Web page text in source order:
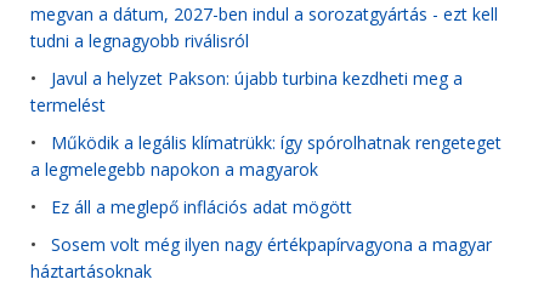
megvan a dátum, 2027-ben indul a sorozatgyártás - ezt kell
tudni a legnagyobb riválisról
• Javul a helyzet Pakson: újabb turbina kezdheti meg a
termelést
• Működik a legális klímatrükk: így spórolhatnak rengeteget
a legmelegebb napokon a magyarok
• Ez áll a meglepő inflációs adat mögött
• Sosem volt még ilyen nagy értékpapírvagyona a magyar
háztartásoknak